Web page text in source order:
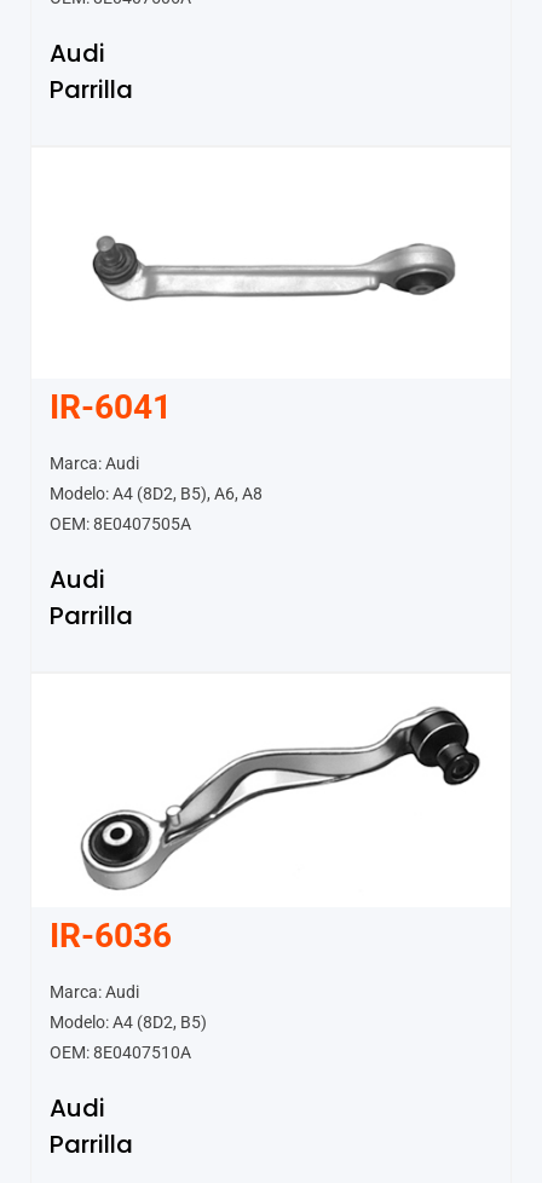
Audi
Parrilla
IR-6041
Marca: Audi
Modelo: A4 (8D2, B5), A6, A8
OEM: 8E0407505A
Audi
Parrilla
IR-6036
Marca: Audi
Modelo: A4 (8D2, B5)
OEM: 8E0407510A
Audi
Parrilla